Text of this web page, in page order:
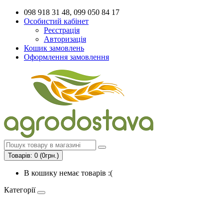
098 918 31 48, 099 050 84 17
Особистий кабінет
Реєстрація
Авторизація
Кошик замовлень
Оформлення замовлення
Товарів: 0 (0грн.)
В кошику немає товарів :(
Категорії